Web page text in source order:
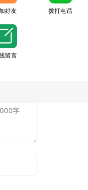
好友 拨打电话
留言